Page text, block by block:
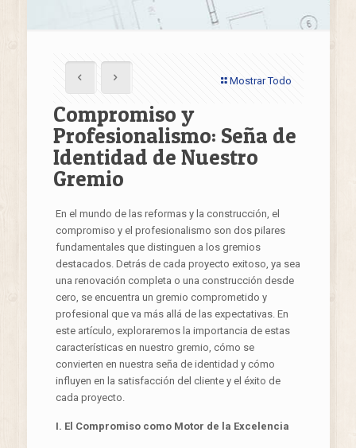
Mostrar Todo
Compromiso y
Profesionalismo: Seña de
Identidad de Nuestro
Gremio
En el mundo de las reformas y la construcción, el
compromiso y el profesionalismo son dos pilares
fundamentales que distinguen a los gremios
destacados. Detrás de cada proyecto exitoso, ya sea
una renovación completa o una construcción desde
cero, se encuentra un gremio comprometido y
profesional que va más allá de las expectativas. En
este artículo, exploraremos la importancia de estas
características en nuestro gremio, cómo se
convierten en nuestra seña de identidad y cómo
influyen en la satisfacción del cliente y el éxito de
cada proyecto.
I. El Compromiso como Motor de la Excelencia